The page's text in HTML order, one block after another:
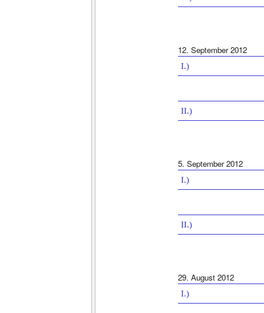
12. September 2012
I.)
II.)
5. September 2012
I.)
II.)
29. August 2012
I.)